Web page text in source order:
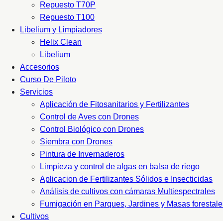
Repuesto T70P
Repuesto T100
Libelium y Limpiadores
Helix Clean
Libelium
Accesorios
Curso De Piloto
Servicios
Aplicación de Fitosanitarios y Fertilizantes
Control de Aves con Drones
Control Biológico con Drones
Siembra con Drones
Pintura de Invernaderos
Limpieza y control de algas en balsa de riego
Aplicacion de Fertilizantes Sólidos e Insecticidas
Análisis de cultivos con cámaras Multiespectrales
Fumigación en Parques, Jardines y Masas
Cultivos